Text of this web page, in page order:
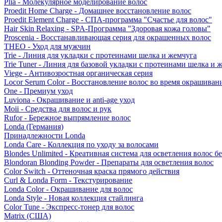
Plia - Молекулярное моделирование волос
Proedit Home Charge - Домашнее восстановление волос
Proedit Element Charge - СПА-программа "Счастье для волос"
Hair Skin Relaxing - SPA-Программа "Здоровая кожа головы"
Proscenia - Восстанавливающая серия для окрашенных волос
THEO - Уход для мужчин
Trie - Линия для укладки с протеинами шелка и жемчуга
Trie Tuner - Линия для базовой укладки с протеинами шелка и
Viege - Антивозростная органическая серия
Locor Serum Color - Восстановление волос во время
One - Премиум уход
Luviona - Окрашивание и anti-age уход
Moii - Средства для волос и рук
Rufor - Бережное выпрямление волос
Londa (Германия)
Принадлежности Londa
Londa Care - Коллекция по уходу за волосами
Blondes Unlimited - Креативная система для осветления волос
Blondoran Blonding Powder - Препараты для осветления волос
Color Switch - Оттеночная краска прямого действия
Curl & Londa Form - Текстурирование
Londa Color - Окрашивание для волос
Londa Style - Новая коллекция стайлинга
Color Tune - Экспресс-тонер для волос
Matrix (США)